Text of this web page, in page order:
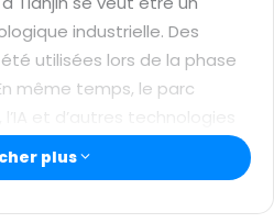
l
industrielle. Des
utilisées lors de la phase
même temps, le parc
et d’autres technologies
les émissions de carbone sur
production.
plus